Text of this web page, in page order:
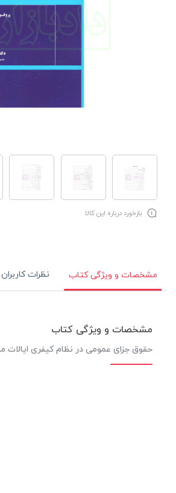
بازخورد درباره این کالا
مشخصات و ویژگی کتاب نظرات کاربران
مشخصات و ویژگی کتاب
حقوق جزای عمومی در نظام کیفری ایالات